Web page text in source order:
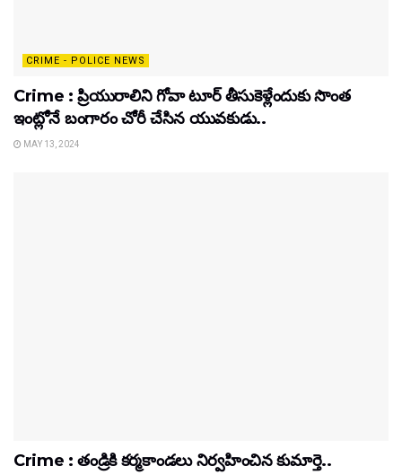
CRIME - POLICE NEWS
Crime : ప్రియురాలిని గోవా టూర్ తీసుకెళ్లేందుకు సొంత
ఇంట్లోనే బంగారం చోరీ చేసిన యువకుడు..
MAY 13, 2024
Crime : తండ్రికి కర్మకాండలు నిర్వహించిన కుమార్తె..